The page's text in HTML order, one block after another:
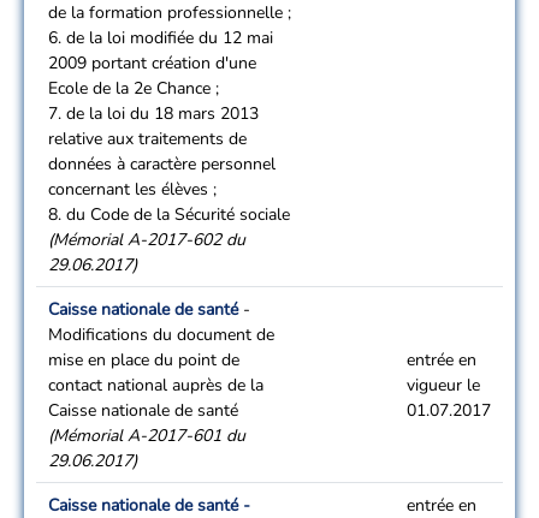
de la formation professionnelle ;
6. de la loi modifiée du 12 mai
2009 portant création d'une
Ecole de la 2e Chance ;
7. de la loi du 18 mars 2013
relative aux traitements de
données à caractère personnel
concernant les élèves ;
8. du Code de la Sécurité sociale
(Mémorial A-2017-602 du
29.06.2017)
Caisse nationale de santé-
Modifications du document de
mise en place du point de
contact national auprès de la
Caisse nationale de santé
(Mémorial A-2017-601 du
29.06.2017)
entrée en
vigueur le
01.07.2017
Caisse nationale de santé -
entrée en